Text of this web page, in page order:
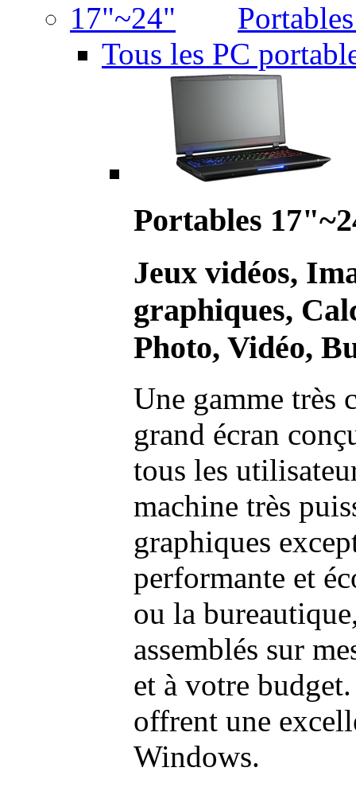
Tous les PC
Portables
Jeux vidéos,
graphiques,
Photo, Vidéo,
Une gamme très
grand écran
tous les
machine très
graphiques
performante et
ou la
assemblés sur
et à votre
offrent une
Windows.